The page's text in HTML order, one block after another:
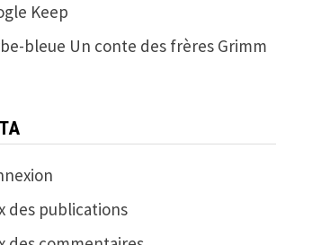
Keep
bleue Un conte des frères Grimm
des publications